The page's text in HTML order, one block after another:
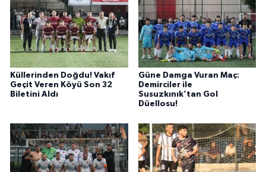
Küllerinden Doğdu! Vakıf
Geçit Veren Köyü Son 32
Biletini Aldı
Güne Damga Vuran Maç:
Demirciler ile
Susuzkınık’tan Gol
Düellosu!